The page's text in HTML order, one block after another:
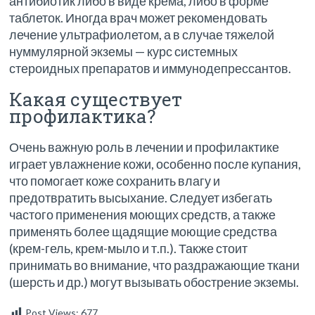
таблеток. Иногда врач может рекомендовать
лечение ультрафиолетом, а в случае тяжелой
нуммулярной экземы — курс системных
стероидных препаратов и иммунодепрессантов.
Какая существует
профилактика?
Очень важную роль в лечении и профилактике
играет увлажнение кожи, особенно после купания,
что помогает коже сохранить влагу и
предотвратить высыхание. Следует избегать
частого применения моющих средств, а также
применять более щадящие моющие средства
(крем-гель, крем-мыло и т.п.). Также стоит
принимать во внимание, что раздражающие ткани
(шерсть и др.) могут вызывать обострение экземы.
Post Views: 677